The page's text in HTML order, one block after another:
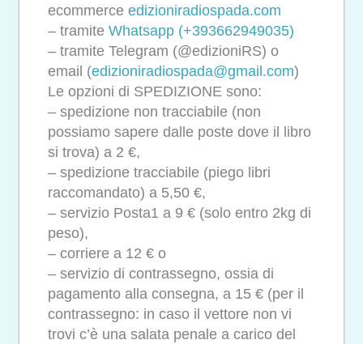
ecommerce edizioniradiospada.com
– tramite Whatsapp (+393662949035)
– tramite Telegram (@edizioniRS) o
email (edizioniradiospada@gmail.com)
Le opzioni di SPEDIZIONE sono:
– spedizione non tracciabile (non
possiamo sapere dalle poste dove il libro
si trova) a 2 €,
– spedizione tracciabile (piego libri
raccomandato) a 5,50 €,
– servizio Posta1 a 9 € (solo entro 2kg di
peso),
– corriere a 12 € o
– servizio di contrassegno, ossia di
pagamento alla consegna, a 15 € (per il
contrassegno: in caso il vettore non vi
trovi c’è una salata penale a carico del